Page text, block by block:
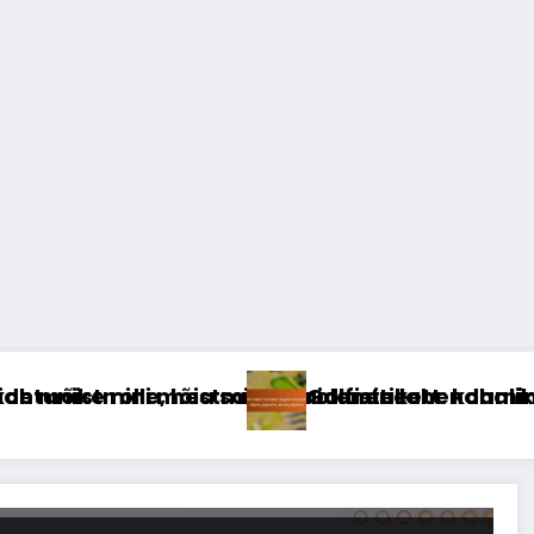
oleminelahendamine, õigusemõistmise
Golfi etikett: kohalike reeglite mõistmine,